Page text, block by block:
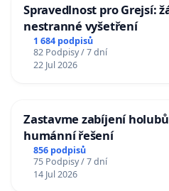
Spravedlnost pro Grejsí:
nestranné vyšetření
1 684 podpisů
82 Podpisy / 7 dní
22 Jul 2026
Zastavme zabíjení
humánní řešení
856 podpisů
75 Podpisy / 7 dní
14 Jul 2026